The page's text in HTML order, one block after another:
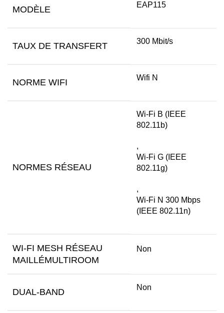
MODÈLE EAP115
TAUX DE TRANSFERT 300 Mbit/s
NORME WIFI Wifi N
NORMES RÉSEAU
Wi-Fi B (IEEE
802.11b)
,
Wi-Fi G (IEEE
802.11g)
,
Wi-Fi N 300 Mbps
(IEEE 802.11n)
WI-FI MESH RÉSEAU
MAILLÉMULTIROOM
Non
DUAL-BAND Non